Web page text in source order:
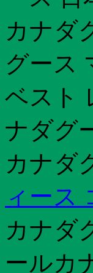
カナダ
グース
ベスト
ナダグ
カナダ
ィース
カナダ
ールカ